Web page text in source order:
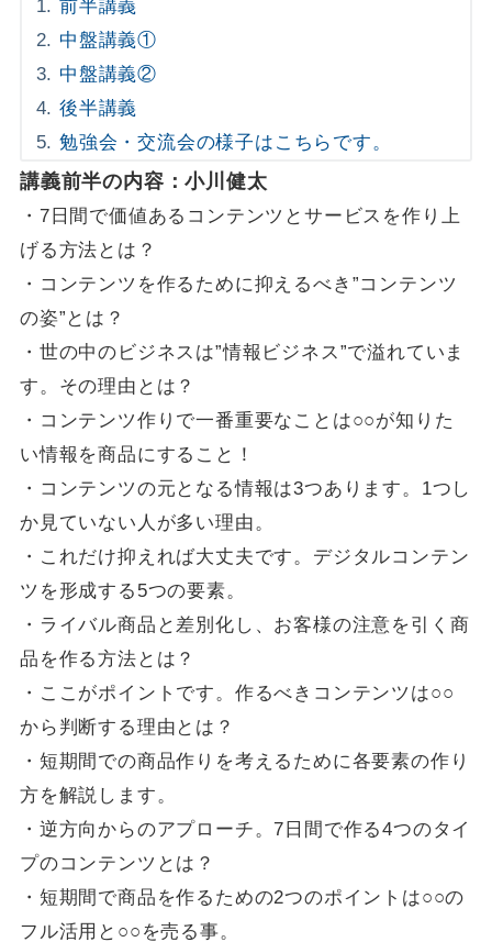
前半講義
中盤講義①
中盤講義②
後半講義
勉強会・交流会の様子はこちらです。
講義前半の内容：小川健太
・7日間で価値あるコンテンツとサービスを作り上
げる方法とは？
・コンテンツを作るために抑えるべき”コンテンツ
の姿”とは？
・世の中のビジネスは”情報ビジネス”で溢れていま
す。その理由とは？
・コンテンツ作りで一番重要なことは○○が知りた
い情報を商品にすること！
・コンテンツの元となる情報は3つあります。1つし
か見ていない人が多い理由。
・これだけ抑えれば大丈夫です。デジタルコンテン
ツを形成する5つの要素。
・ライバル商品と差別化し、お客様の注意を引く商
品を作る方法とは？
・ここがポイントです。作るべきコンテンツは○○
から判断する理由とは？
・短期間での商品作りを考えるために各要素の作り
方を解説します。
・逆方向からのアプローチ。7日間で作る4つのタイ
プのコンテンツとは？
・短期間で商品を作るための2つのポイントは○○の
フル活用と○○を売る事。